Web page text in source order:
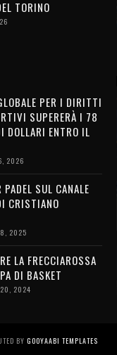
TORINO
PER I DIRITTI
SUPERERÀ I 78
DOLLARI ENTRO IL
2026
SUL CANALE
CRISTIANO
2025
LA FRECCIAROSSA
DI BASKET
20, 2024
BY GOOYAABI TEMPLATES